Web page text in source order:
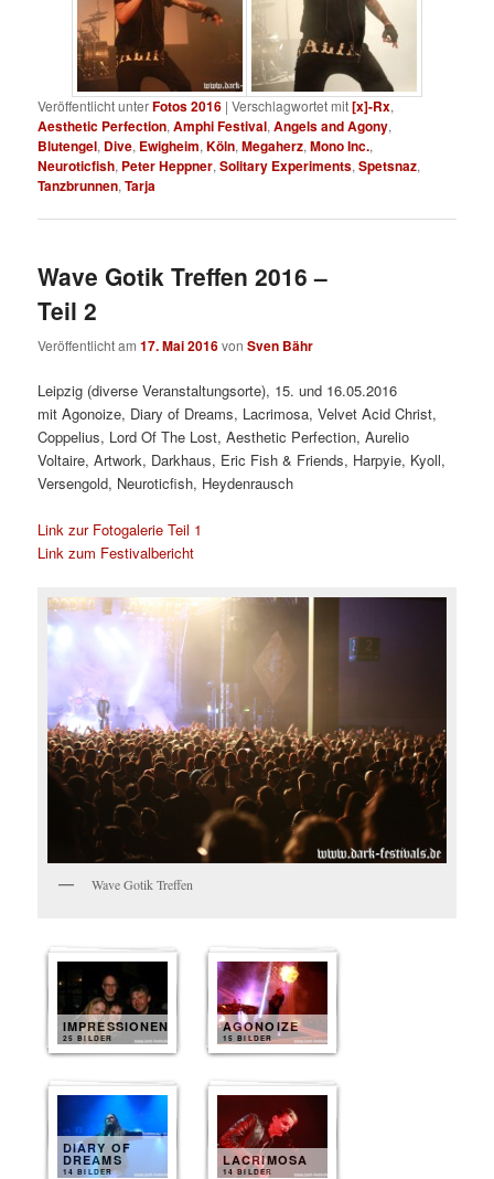
Veröffentlicht unterFotos 2016 |Verschlagwortet mit[x]-Rx,
Aesthetic Perfection,Amphi Festival,Angels and Agony,
Blutengel, Dive, Ewigheim,Köln,Megaherz,Mono Inc.,
Neuroticfish, Peter Heppner,Solitary Experiments,Spetsnaz,
Tanzbrunnen,Tarja
Wave Gotik Treffen 2016 –
Teil 2
Veröffentlicht am17. Mai 2016vonSven Bähr
Leipzig (diverse Veranstaltungsorte), 15. und 16.05.2016
mitAgonoize, Diary of Dreams, Lacrimosa, Velvet Acid Christ,
Coppelius, Lord Of The Lost, Aesthetic Perfection, Aurelio
Voltaire, Artwork, Darkhaus, Eric Fish & Friends, Harpyie, Kyoll,
Versengold, Neuroticfish, Heydenrausch
Link zur Fotogalerie Teil 1
Link zum Festivalbericht
Wave Gotik Treffen
IMPRESSIONEN
25 BILDER
AGONOIZE
15 BILDER
DIARY OF
DREAMS
14 BILDER
LACRIMOSA
14 BILDER